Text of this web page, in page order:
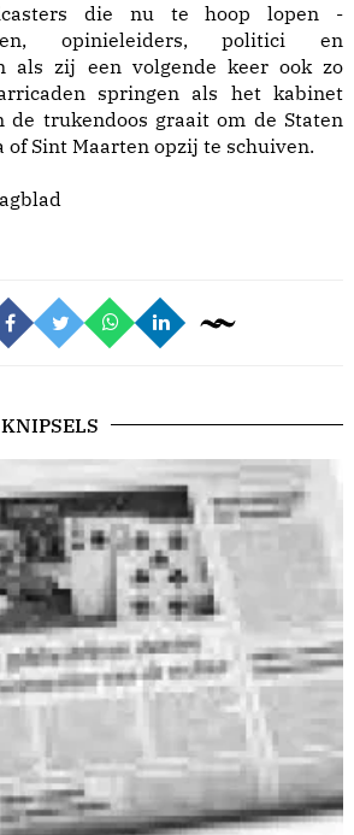
die nu te hoop lopen -
opinieleiders, politici en
als zij een volgende keer ook zo
springen als het kabinet
de trukendoos graait om de Staten
of Sint Maarten opzij te schuiven.